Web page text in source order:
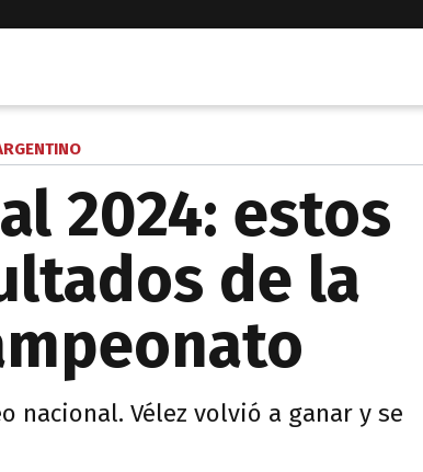
2024: estos
de la
nacional. Vélez volvió a ganar y se